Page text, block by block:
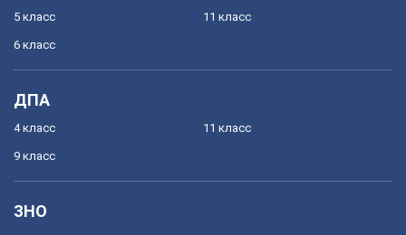
5 класс
6 класс
11 класс
ДПА
4 класс
9 класс
11 класс
ЗНО